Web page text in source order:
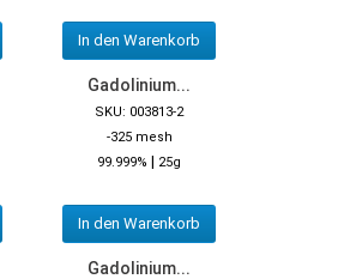
In den Warenkorb
Gadolinium...
SKU: 003813-2
-325 mesh
99.999% | 25g
In den Warenkorb
Gadolinium...